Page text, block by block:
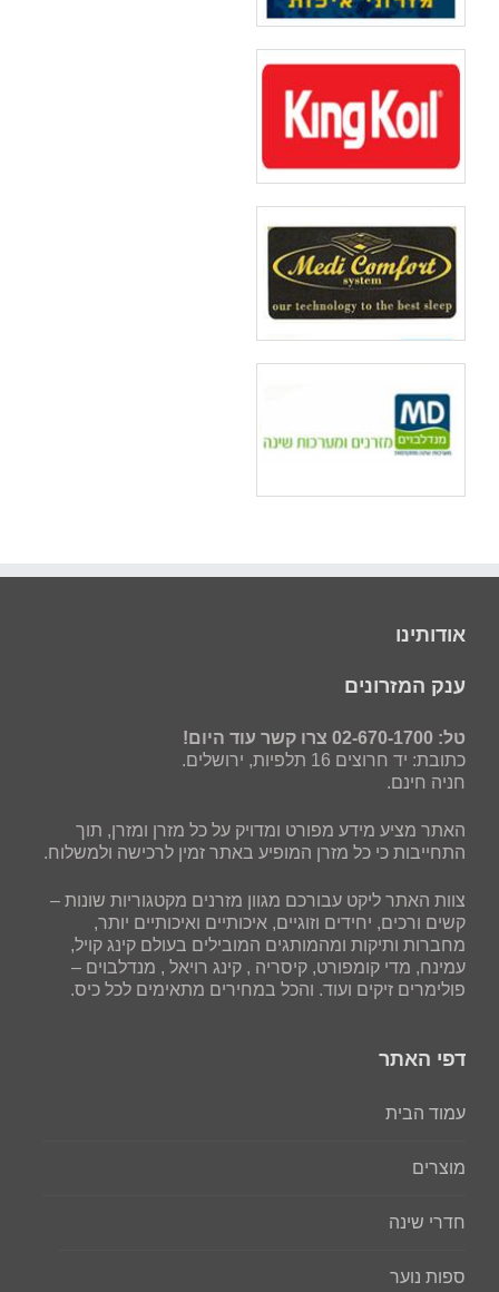
אודותינו
ענק המזרונים
טל: 02-670-1700 צרו קשר עוד היום!
כתובת: יד חרוצים 16 תלפיות, ירושלים.
חניה חינם.
האתר מציע מידע מפורט ומדויק על כל מזרן ומזרן, תוך
התחייבות כי כל מזרן המופיע באתר זמין לרכישה ולמשלוח.
צוות האתר ליקט עבורכם מגוון מזרנים מקטגוריות שונות –
קשים ורכים, יחידים וזוגיים, איכותיים ואיכותיים יותר,
מחברות ותיקות ומהמותגים המובילים בעולם קינג קויל,
עמינח, מדי קומפורט, קיסריה , קינג רויאל , מנדלבוים –
פולימרים זיקים ועוד. והכל במחירים מתאימים לכל כיס.
דפי האתר
עמוד הבית
מוצרים
חדרי שינה
ספות נוער